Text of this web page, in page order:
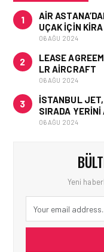
1
AIR
UÇAK IÇIN
06 AĞU 2024
2
LEASE
LR AIRCRAFT
06 AĞU 2024
3
İSTANBUL
SIRADA YERINI
06 AĞU 2024
Yeni